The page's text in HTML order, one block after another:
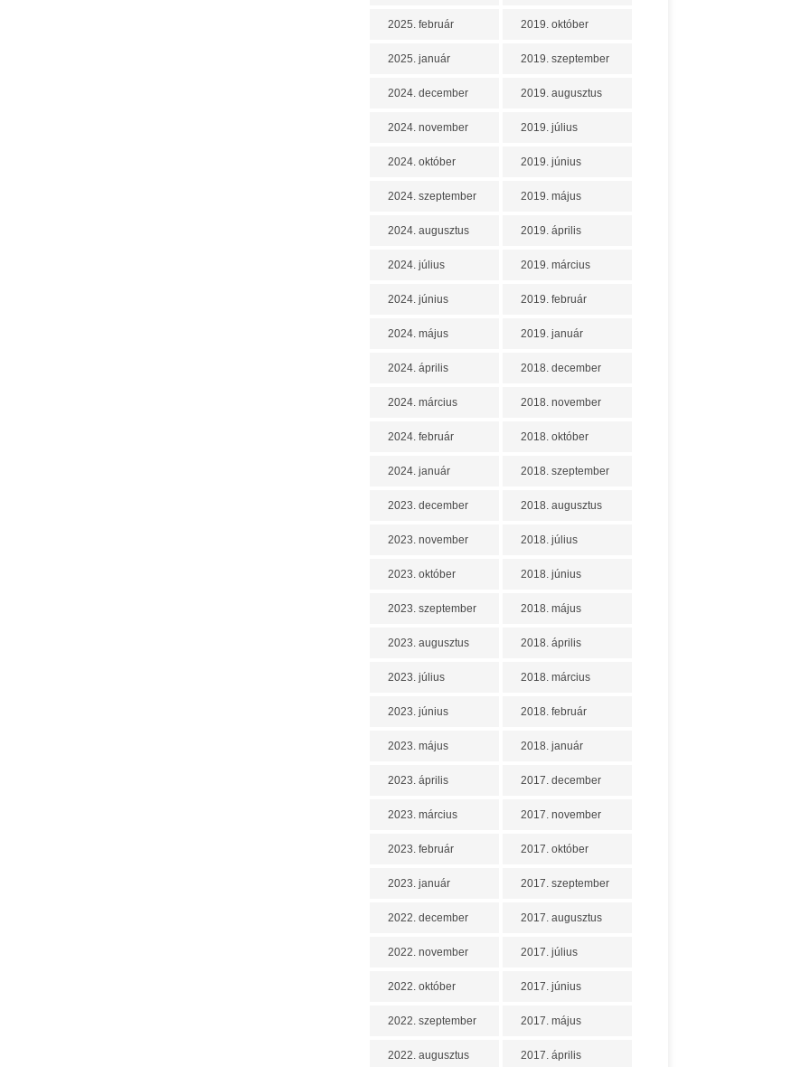
2025. február
2025. január
2024. december
2024. november
2024. október
2024. szeptember
2024. augusztus
2024. július
2024. június
2024. május
2024. április
2024. március
2024. február
2024. január
2023. december
2023. november
2023. október
2023. szeptember
2023. augusztus
2023. július
2023. június
2023. május
2023. április
2023. március
2023. február
2023. január
2022. december
2022. november
2022. október
2022. szeptember
2022. augusztus
2019. október
2019. szeptember
2019. augusztus
2019. július
2019. június
2019. május
2019. április
2019. március
2019. február
2019. január
2018. december
2018. november
2018. október
2018. szeptember
2018. augusztus
2018. július
2018. június
2018. május
2018. április
2018. március
2018. február
2018. január
2017. december
2017. november
2017. október
2017. szeptember
2017. augusztus
2017. július
2017. június
2017. május
2017. április